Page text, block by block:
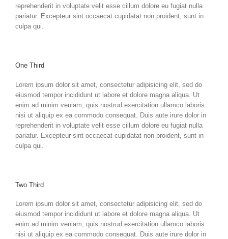
reprehenderit in voluptate velit esse cillum dolore eu fugiat nulla
pariatur. Excepteur sint occaecat cupidatat non proident, sunt in
culpa qui.
One Third
Lorem ipsum dolor sit amet, consectetur adipisicing elit, sed do
eiusmod tempor incididunt ut labore et dolore magna aliqua. Ut
enim ad minim veniam, quis nostrud exercitation ullamco laboris
nisi ut aliquip ex ea commodo consequat. Duis aute irure dolor in
reprehenderit in voluptate velit esse cillum dolore eu fugiat nulla
pariatur. Excepteur sint occaecat cupidatat non proident, sunt in
culpa qui.
Two Third
Lorem ipsum dolor sit amet, consectetur adipisicing elit, sed do
eiusmod tempor incididunt ut labore et dolore magna aliqua. Ut
enim ad minim veniam, quis nostrud exercitation ullamco laboris
nisi ut aliquip ex ea commodo consequat. Duis aute irure dolor in